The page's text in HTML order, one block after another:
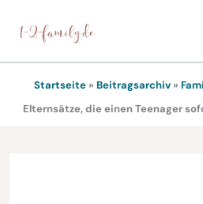
Inhalt
springen
Startseite» Beitragsarchiv»
Elternsätze, die einen Teenager